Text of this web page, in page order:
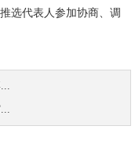
选代表人参加协商、调